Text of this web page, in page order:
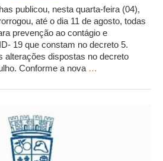
publicou, nesta quarta-feira (04),
até o dia 11 de agosto, todas
prevenção ao contágio e
19 que constam no decreto 5.
alterações dispostas no decreto
Conforme a nova …